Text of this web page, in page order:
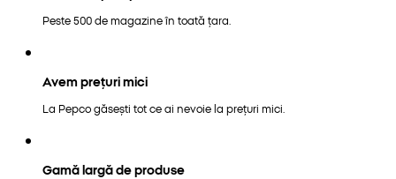
Peste 500 de magazine în toată țara.
Avem prețuri mici
La Pepco găsești tot ce ai nevoie la prețuri mici.
Gamă largă de produse